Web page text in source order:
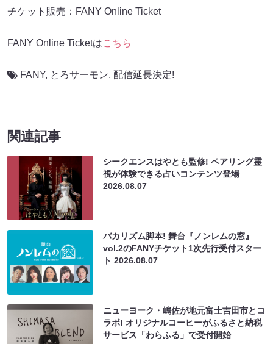
チケット販売：FANY Online Ticket
FANY Online Ticketはこちら
FANY, とろサーモン, 配信延長決定!
関連記事
シークエンスはやとも監修! ペアリング霊
視が体験できる占いコンテンツ登場
2026.08.07
バカリズム脚本! 舞台『ノンレムの窓』
vol.2のFANYチケット1次先行受付スター
ト2026.08.07
ニューヨーク・嶋佐が地元富士吉田市とコ
ラボ! オリジナルコーヒーがふるさと納税
サービス「わらふる」で受付開始